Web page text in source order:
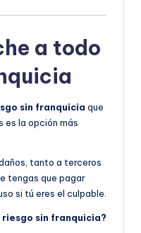
a todo
sin franquicia que
es la opción más
tanto a terceros
tengas que pagar
si tú eres el culpable.
sin franquicia?